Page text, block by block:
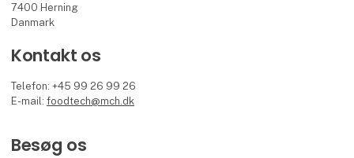
7400 Herning
Danmark
Kontakt os
Telefon: +45 99 26 99 26
E-mail:foodtech@mch.dk
Besøg os